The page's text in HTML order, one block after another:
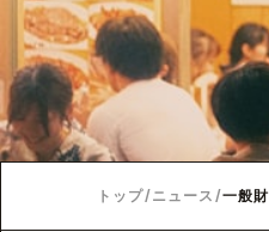
トップ/ニュース /一般